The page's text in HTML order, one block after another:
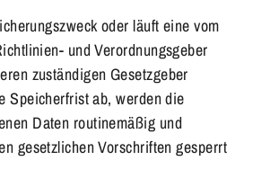
oder läuft eine vom
und Verordnungsgeber
zuständigen Gesetzgeber
Speicherfrist ab, werden die
Daten routinemäßig und
gesetzlichen Vorschriften gesperrt